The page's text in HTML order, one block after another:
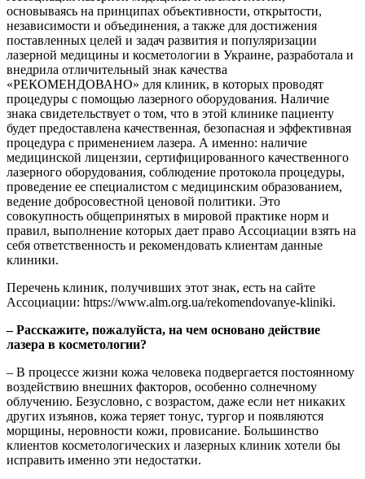
основываясь на принципах объективности, открытости,
независимости и объединения, а также для достижения
поставленных целей и задач развития и популяризации
лазерной медицины и косметологии в Украине, разработала и
внедрила отличительный знак качества
«РЕКОМЕНДОВАНО» для клиник, в которых проводят
процедуры с помощью лазерного оборудования. Наличие
знака свидетельствует о том, что в этой клинике пациенту
будет предоставлена качественная, безопасная и эффективная
процедура с применением лазера. А именно: наличие
медицинской лицензии, сертифицированного качественного
лазерного оборудования, соблюдение протокола процедуры,
проведение ее специалистом с медицинским образованием,
ведение добросовестной ценовой политики. Это
совокупность общепринятых в мировой практике норм и
правил, выполнение которых дает право Ассоциации взять на
себя ответственность и рекомендовать клиентам данные
клиники.
Перечень клиник, получивших этот знак, есть на сайте
Ассоциации: https://www.alm.org.ua/rekomendovanye-kliniki.
– Расскажите, пожалуйста, на чем основано действие
лазера в косметологии?
– В процессе жизни кожа человека подвергается постоянному
воздействию внешних факторов, особенно солнечному
облучению. Безусловно, с возрастом, даже если нет никаких
других изъянов, кожа теряет тонус, тургор и появляются
морщины, неровности кожи, провисание. Большинство
клиентов косметологических и лазерных клиник хотели бы
исправить именно эти недостатки.